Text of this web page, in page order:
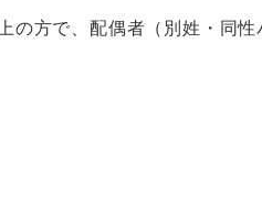
の方で、配偶者（別姓・同性